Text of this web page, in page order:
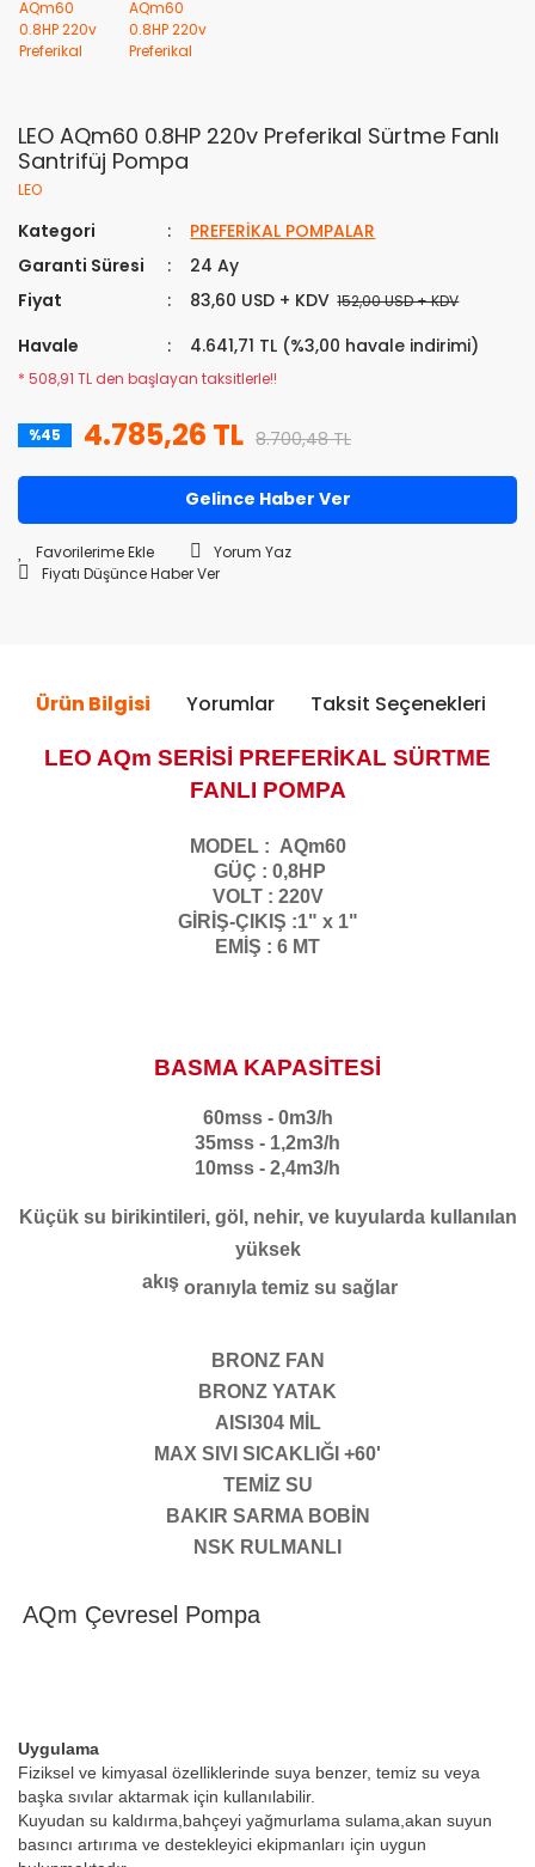
LEO AQm60 0.8HP 220v Preferikal Sürtme Fanlı
Santrifüj Pompa
LEO
Kategori
PREFERİKAL POMPALAR
Garanti Süresi
24 Ay
Fiyat
83,60 USD + KDV 152,00 USD + KDV
Havale 4.641,71 TL (%3,00 havale indirimi)
* 508,91 TL den başlayan taksitlerle!!
%45 4.785,26 TL 8.700,48 TL
Gelince Haber Ver
Yorum Yaz
Fiyatı Düşünce Haber Ver
Ürün Bilgisi Yorumlar Taksit Seçenekleri
LEO AQm SERİSİ PREFERİKAL SÜRTME
FANLI POMPA
MODEL : AQm60
GÜÇ : 0,8HP
VOLT : 220V
GİRİŞ-ÇIKIŞ :1" x 1"
EMİŞ : 6 MT
BASMA KAPASİTESİ
60mss - 0m3/h
35mss - 1,2m3/h
10mss - 2,4m3/h
Küçük su birikintileri, göl, nehir, ve kuyularda kullanılan
yüksek
akış oranıyla temiz su sağlar
BRONZ FAN
BRONZ YATAK
AISI304 MİL
MAX SIVI SICAKLIĞI +60'
TEMİZ SU
BAKIR SARMA BOBİN
NSK RULMANLI
AQm Çevresel Pompa
Uygulama
Fiziksel ve kimyasal özelliklerinde suya benzer, temiz su veya
başka sıvılar aktarmak için kullanılabilir.
Kuyudan su kaldırma,bahçeyi yağmurlama sulama,akan suyun
basıncı artırıma ve destekleyici ekipmanları için uygun